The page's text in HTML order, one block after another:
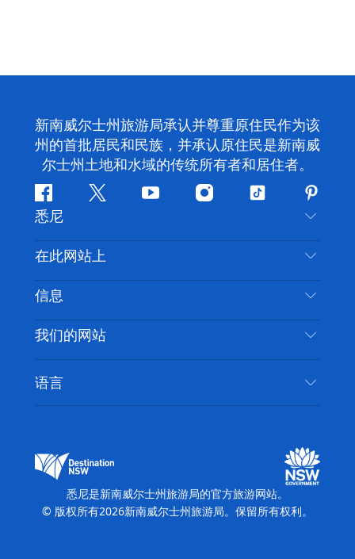
新南威尔士州旅游局承认并尊重原住民作为该
州的首批居民和民族，并承认原住民是新南威
尔士州土地和水域的传统所有者和居住者。
Facebook叽
喳
喳
YouTubeInstagram
抖
悉尼
联系我们
免责声明
隐私
Cookie 通知
在此网站上
目的地
推荐活动
新南威尔士州公路旅行
活动
住宿
信息
旅行信息
无障碍悉尼
列出您的业务
我们的网站
新南威尔士州旅游局媒体中心
缤纷悉尼灯光音乐节
语言
悉尼是新南威尔士州旅游局的官方旅游网站。
© 版权所有2026新南威尔士州旅游局。保留所有权利。